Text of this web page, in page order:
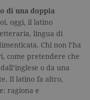
di una doppia
oggi, il latino
lingua di
Chi non l’ha
come pretendere che
o da una
Il latino fa altro,
ragiona e